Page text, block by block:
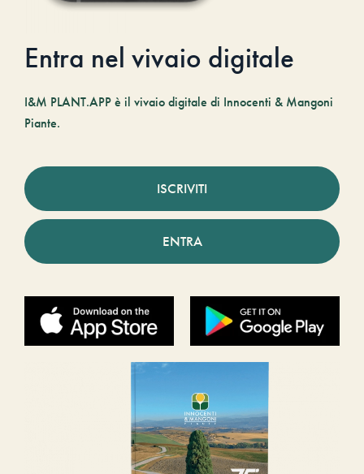
Entra nel vivaio digitale
I&M PLANT.APP è il vivaio digitale di Innocenti & Mangoni
Piante.
ISCRIVITI
ENTRA